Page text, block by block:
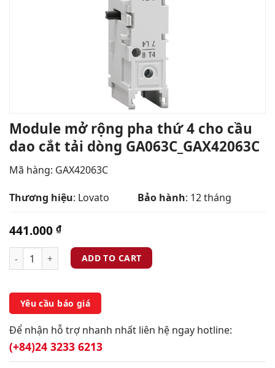
Module mở rộng pha thứ 4 cho cầu
dao cắt tải dòng GA063C_GAX42063C
Mã hàng: GAX42063C
Thương hiệu: Lovato Bảo hành: 12 tháng
441.000 ₫
ADD TO CART
Yêu cầu báo giá
Để nhận hỗ trợ nhanh nhất liên hệ ngay hotline:
(+84)24 3233 6213